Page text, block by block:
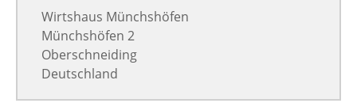
Wirtshaus Münchshöfen
Münchshöfen 2
Oberschneiding
Deutschland